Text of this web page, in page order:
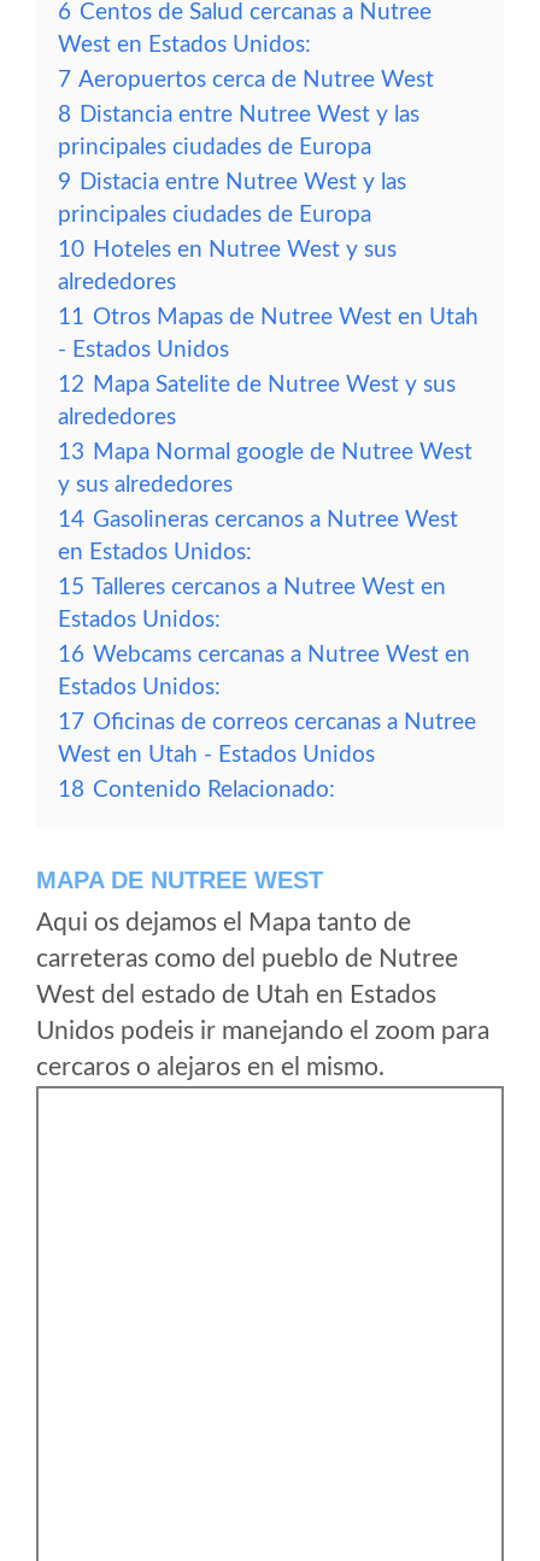
6 Centos de Salud cercanas a Nutree
West en Estados Unidos:
7 Aeropuertos cerca de Nutree West
8 Distancia entre Nutree West y las
principales ciudades de Europa
9 Distacia entre Nutree West y las
principales ciudades de Europa
10 Hoteles en Nutree West y sus
alrededores
11 Otros Mapas de Nutree West en Utah
- Estados Unidos
12 Mapa Satelite de Nutree West y sus
alrededores
13 Mapa Normal google de Nutree West
y sus alrededores
14 Gasolineras cercanos a Nutree West
en Estados Unidos:
15 Talleres cercanos a Nutree West en
Estados Unidos:
16 Webcams cercanas a Nutree West en
Estados Unidos:
17 Oficinas de correos cercanas a Nutree
West en Utah - Estados Unidos
18 Contenido Relacionado:
MAPA DE NUTREE WEST
Aqui os dejamos el Mapa tanto de
carreteras como del pueblo de Nutree
West del estado de Utah en Estados
Unidos podeis ir manejando el zoom para
cercaros o alejaros en el mismo.